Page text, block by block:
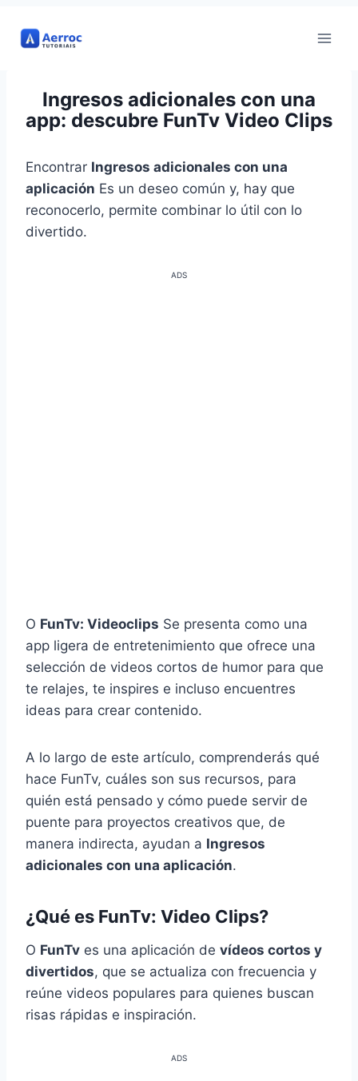
Ingresos adicionales con una
app: descubre FunTv Video Clips
Encontrar Ingresos adicionales con una
aplicación Es un deseo común y, hay que
reconocerlo, permite combinar lo útil con lo
divertido.
ADS
O FunTv: Videoclips Se presenta como una
app ligera de entretenimiento que ofrece una
selección de videos cortos de humor para que
te relajes, te inspires e incluso encuentres
ideas para crear contenido.
A lo largo de este artículo, comprenderás qué
hace FunTv, cuáles son sus recursos, para
quién está pensado y cómo puede servir de
puente para proyectos creativos que, de
manera indirecta, ayudan a Ingresos
adicionales con una aplicación.
¿Qué es FunTv: Video Clips?
O FunTv es una aplicación de vídeos cortos y
divertidos, que se actualiza con frecuencia y
reúne videos populares para quienes buscan
risas rápidas e inspiración.
ADS